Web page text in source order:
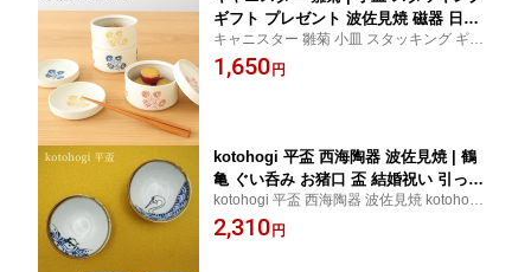
ギフト プレゼント 波佐見焼 磁器 日本
製 かわいい キッチン雑貨 キッチン用品
贈り物 新築祝い 結婚記念日 結婚内祝い
キャニスター 雛菊 小皿 スタッキング ギフ
ト プレゼント 波佐見焼 磁器 日本製 かわい
い キッチン雑貨 キッチン用品 贈り物 新築
1,650 円
kotohogi 平盃 西海陶器 波佐見焼 | 鶴
亀 ぐい呑み お猪口 盃 結婚祝い 引っ越
し祝い 引き出物 ギフト プレゼント 夫
婦 お誕生日 新生活 焼き物 引越し祝い
kotohogi 平盃 西海陶器 波佐見焼 kotohogi
平盃 鶴 亀 ぐい呑み お猪口 盃 結婚祝い 引
っ越し祝い 引き出物 ギフト プレゼント 夫
2,310 円